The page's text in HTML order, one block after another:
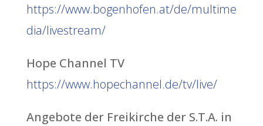
https://www.bogenhofen.at/de/multime
dia/livestream/
Hope Channel TV
https://www.hopechannel.de/tv/live/
Angebote der Freikirche der S.T.A. in